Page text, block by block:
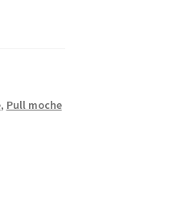
, Pull moche